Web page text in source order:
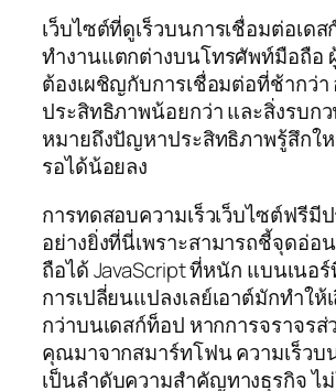
เว็บไซต์ที่ดูเร็วบนการเชื่อมต่อเด
ทำงานแตกต่างบนโทรศัพท์มือถือ
ต้องเผชิญกับการเชื่อมต่อที่ช้ากว่
ประสิทธิภาพน้อยกว่า และสิ่งรบก
หมายถึงปัญหาประสิทธิภาพรู้สึก
รอได้น้อยลง
การทดสอบความเร็วเว็บไซต์ฟรีมี
อย่างยิ่งที่นี่เพราะสามารถชี้จุดอ่อ
ถือได้ JavaScript ที่หนัก แบนเนอ
การเปลี่ยนแปลงเลย์เอาต์มักทำให้
กว่าบนเดสก์ท็อป หากการจราจร
คุณมาจากสมาร์ทโฟน ความเร็วบ
เป็นลำดับความสำคัญทางธุรกิจ ไม่